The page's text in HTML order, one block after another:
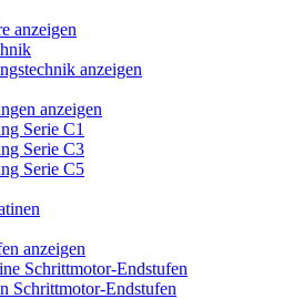
anzeigen
anzeigen
anzeigen
Serie C1
Serie C3
Serie C5
anzeigen
Schrittmotor-Endstufen
Schrittmotor-Endstufen